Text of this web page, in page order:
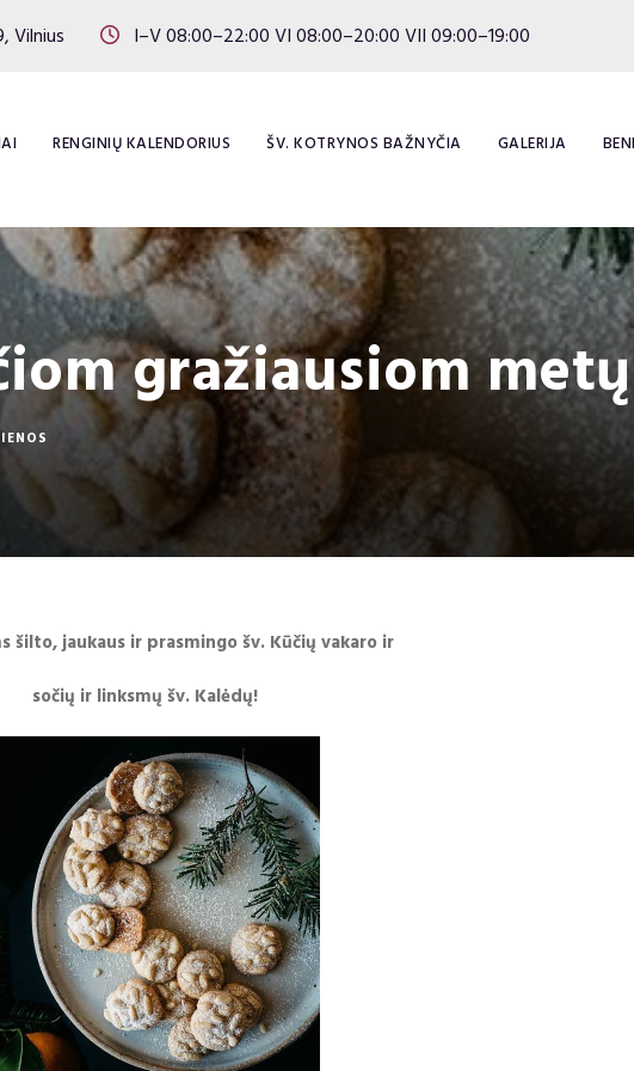
Vilnius I–V 08:00–22:00 VI 08:00–20:00 VII 09:00–19:00
RENGINIŲ KALENDORIUS ŠV. KOTRYNOS BAŽNYČIA GALERIJA
gražiausiom
šilto, jaukaus ir prasmingo šv. Kūčių vakaro ir
sočių ir linksmų šv. Kalėdų!